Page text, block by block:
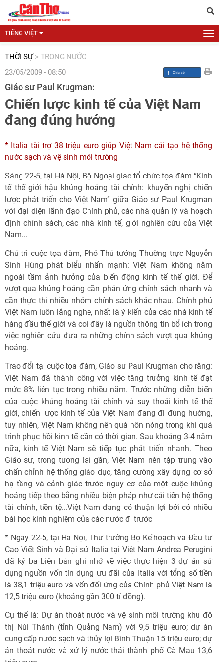
TIẾNG VIỆT
THỜI SỰ > TRONG NƯỚC
23/05/2009 - 08:50
Giáo sư Paul Krugman:
Chiến lược kinh tế của Việt Nam
đang đúng hướng
* Italia tài trợ 38 triệu euro giúp Việt Nam cải tạo hệ thống
nước sạch và vệ sinh môi trường
Sáng 22-5, tại Hà Nội, Bộ Ngoại giao tổ chức tọa đàm “Kinh
tế thế giới hậu khủng hoảng tài chính: khuyến nghị chiến
lược phát triển cho Việt Nam” giữa Giáo sư Paul Krugman
với đại diện lãnh đạo Chính phủ, các nhà quản lý và hoạch
định chính sách, các nhà kinh tế, giới nghiên cứu của Việt
Nam...
Chủ trì cuộc tọa đàm, Phó Thủ tướng Thường trực Nguyễn
Sinh Hùng phát biểu nhấn mạnh: Việt Nam không nằm
ngoài tầm ảnh hưởng của biến động kinh tế thế giới. Để
vượt qua khủng hoảng cần phản ứng chính sách nhanh và
cần thực thi nhiều nhóm chính sách khác nhau. Chính phủ
Việt Nam luôn lắng nghe, nhất là ý kiến của các nhà kinh tế
hàng đầu thế giới và coi đây là nguồn thông tin bổ ích trong
việc nghiên cứu đưa ra những chính sách vượt qua khủng
hoảng.
Trao đổi tại cuộc tọa đàm, Giáo sư Paul Krugman cho rằng:
Việt Nam đã thành công với việc tăng trưởng kinh tế đạt
mức 8% liên tục trong nhiều năm. Trước những diễn biến
của cuộc khủng hoảng tài chính và suy thoái kinh tế thế
giới, chiến lược kinh tế của Việt Nam đang đi đúng hướng,
tuy nhiên, Việt Nam không nên quá nôn nóng trong khi quá
trình phục hồi kinh tế cần có thời gian. Sau khoảng 3-4 năm
nữa, kinh tế Việt Nam sẽ tiếp tục phát triển nhanh. Theo
Giáo sư, trong tương lai gần, Việt Nam nên tập trung vào
chấn chỉnh hệ thống giáo dục, tăng cường xây dựng cơ sở
hạ tầng và cảnh giác trước nguy cơ của một cuộc khủng
hoảng tiếp theo bằng nhiều biện pháp như cải tiến hệ thống
tài chính, tiền tệ...Việt Nam đang có thuận lợi bởi có nhiều
bài học kinh nghiệm của các nước đi trước.
* Ngày 22-5, tại Hà Nội, Thứ trưởng Bộ Kế hoạch và Đầu tư
Cao Viết Sinh và Đại sứ Italia tại Việt Nam Andrea Perugini
đã ký ba biên bản ghi nhớ về việc thực hiện 3 dự án sử
dụng nguồn vốn tín dụng ưu đãi của Italia với tổng số tiền
là 38,1 triệu euro và vốn đối ứng của Chính phủ Việt Nam là
12,5 triệu euro (khoảng gần 300 tỉ đồng).
Cụ thể là: Dự án thoát nước và vệ sinh môi trường khu đô
thị Núi Thành (tỉnh Quảng Nam) với 9,5 triệu euro; dự án
cung cấp nước sạch và thủy lợi Bình Thuận 15 triệu euro; dự
án thoát nước và xử lý nước thải thành phố Cà Mau 13,6